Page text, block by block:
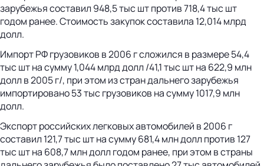
зарубежья составил 948,5 тыс шт против 718,4 тыс шт
годом ранее. Стоимость закупок составила 12,014 млрд
долл.
Импорт РФ грузовиков в 2006 г сложился в размере 54,4
тыс шт на сумму 1,044 млрд долл /41,1 тыс шт на 622,9 млн
долл в 2005 г/, при этом из стран дальнего зарубежья
импортировано 53 тыс грузовиков на сумму 1017,9 млн
долл.
Экспорт российских легковых автомобилей в 2006 г
составил 121,7 тыс шт на сумму 681,4 млн долл против 127
тыс шт на 608,7 млн долл годом ранее, при этом в страны